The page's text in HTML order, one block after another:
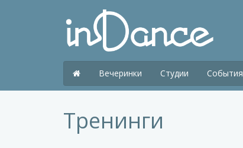
Вечеринки Студии События
Тренинги